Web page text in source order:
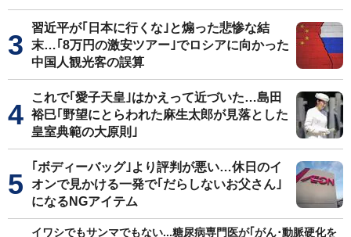
習近平が｢日本に行くな｣と煽った悲惨な結
末…｢8万円の激安ツアー｣でロシアに向かった
中国人観光客の誤算
これで｢愛子天皇｣はかえって近づいた…島田
裕巳｢野望にとらわれた麻生太郎が見落とした
皇室典範の大原則｣
｢ボディーバッグ｣より評判が悪い…休日のイ
オンで見かける一発で｢だらしないお父さん｣
になるNGアイテム
イワシでもサンマでもない...糖尿病専門医が｢がん･動脈硬化を